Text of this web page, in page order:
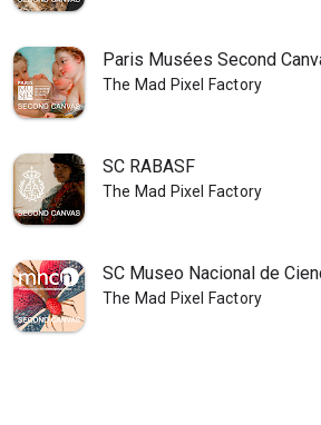
Paris Musées Second
The Mad Pixel Factory
SC RABASF
The Mad Pixel Factory
SC Museo Nacional de
The Mad Pixel Factory